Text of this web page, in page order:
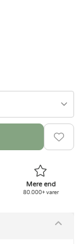
Mere end
80.000+ varer